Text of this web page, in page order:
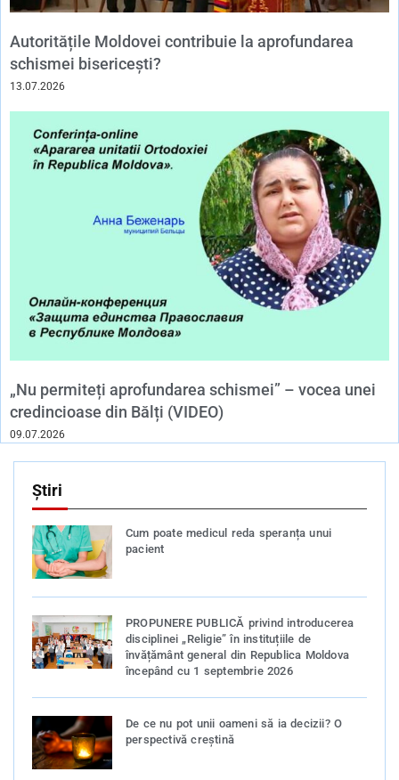
Știri
Cum poate medicul reda speranța unui
pacient
PROPUNERE PUBLICĂ privind introducerea
disciplinei „Religie” în instituțiile de
învățământ general din Republica Moldova
începând cu 1 septembrie 2026
De ce nu pot unii oameni să ia decizii? O
perspectivă creștină
Autoritățile Moldovei contribuie la aprofundarea
schismei bisericești?
13.07.2026
„Nu permiteți aprofundarea schismei” – vocea unei
credincioase din Bălți (VIDEO)
09.07.2026